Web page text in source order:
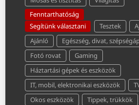
Fenntarthatóság
Segítünk választani
Tesztek
Ajánló
Egészség, divat,
Fotó rovat
Gaming
Háztartási gépek és eszközök
IT, mobil, elektronikai eszközök
Okos eszközök
Tippek, trükkök